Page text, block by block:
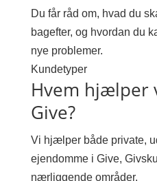
Du får råd om, hvad du
bagefter, og hvordan du
nye problemer.
Kundetyper
Hvem hjælper
Give?
Vi hjælper både private,
ejendomme i Give,
nærliggende områder.